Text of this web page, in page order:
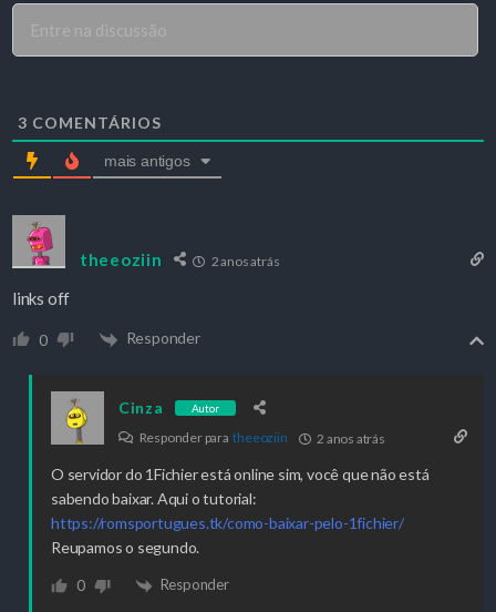
3 COMENTÁRIOS
mais antigos
theeoziin 2 anos atrás
links off
0 Responder
Cinza Autor
Responder paratheeoziin 2 anos atrás
O servidor do 1Fichier está online sim, você que não está
sabendo baixar. Aqui o tutorial:
https://romsportugues.tk/como-baixar-pelo-1fichier/
Reupamos o segundo.
0 Responder